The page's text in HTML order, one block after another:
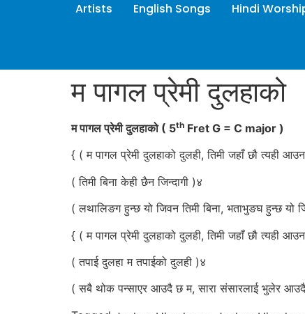
Artists English Songs Hindi
म पागल प्रेमी दुलहाको
म पागल प्रेमी दुलहाको ( 5th Fret G = C major )
{ ( म पागल प्रेमी दुलहाको दुलही, तिमी जहाँ छौ त्यही
( तिमी बिना केही छैन जिन्दागी )४
( लथालिङग हुन्छ यो जिवन तिमी बिना, भताभुङघ हुन्छ यो
{ ( म पागल प्रेमी दुलहाको दुलही, तिमी जहाँ छौ त्यही
( तपाई दुलहा म तपाईको दुलही )४
( सबै थोक पन्साएर आउदै छ म, सारा संसारलाई भुलेर